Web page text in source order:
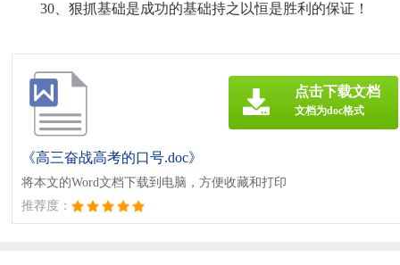
30、狠抓基础是成功的基础持之以恒是胜利的保证！
《高三奋战高考的口号.doc》
将本文的Word文档下载到电脑，方便收藏和打印
推荐度：
点击下载文档
文档为doc格式